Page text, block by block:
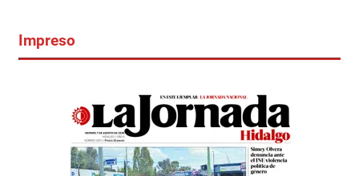
Impreso